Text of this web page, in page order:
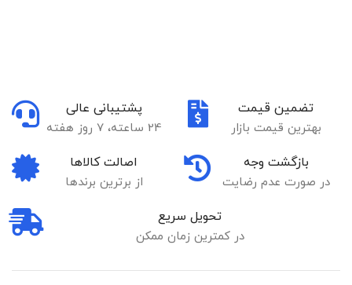
تضمین قیمت
بهترین قیمت بازار
پشتیبانی عالی
24 ساعته، 7 روز هفته
بازگشت وجه
در صورت عدم رضایت
اصالت کالاها
از برترین برندها
تحویل سریع
در کمترین زمان ممکن